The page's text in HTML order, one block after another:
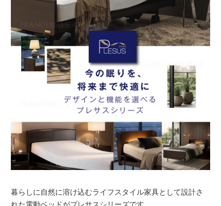
暮らしに自然に溶け込むライフスタイル家具として設計さ